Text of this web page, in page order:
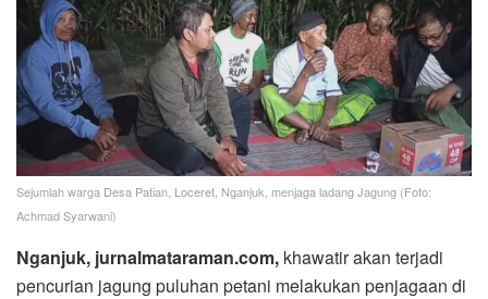
Sejumlah warga Desa Patian, Loceret, Nganjuk, menjaga ladang Jagung (Foto:
Achmad Syarwani)
Nganjuk, jurnalmataraman.com, khawatir akan terjadi
pencurian jagung puluhan petani melakukan penjagaan di